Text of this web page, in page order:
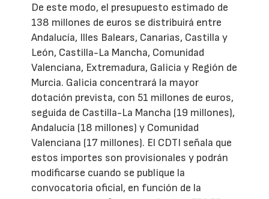
De este modo, el presupuesto estimado de
138 millones de euros se distribuirá entre
Andalucía, Illes Balears, Canarias, Castilla y
León, Castilla-La Mancha, Comunidad
Valenciana, Extremadura, Galicia y Región de
Murcia. Galicia concentrará la mayor
dotación prevista, con 51 millones de euros,
seguida de Castilla-La Mancha (19 millones),
Andalucía (18 millones) y Comunidad
Valenciana (17 millones). El CDTI señala que
estos importes son provisionales y podrán
modificarse cuando se publique la
convocatoria oficial, en función de la